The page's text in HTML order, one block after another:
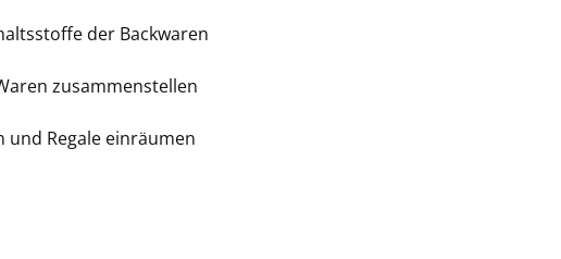
der Backwaren
zusammenstellen
und Regale einräumen